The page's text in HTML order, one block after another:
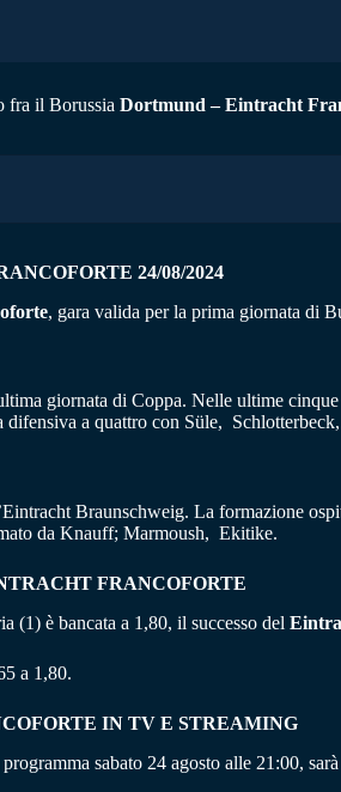
fra il Borussia Dortmund – Eintracht
24/08/2024
, gara valida per la prima giornata di
giornata di Coppa. Nelle ultime
a quattro con Süle,
Braunschweig. La formazione
da Knauff; Marmoush, Ekitike.
FRANCOFORTE
(1) è bancata a 1,80, il successo del
a 1,80.
IN TV E STREAMING
sabato 24 agosto alle 21:00,